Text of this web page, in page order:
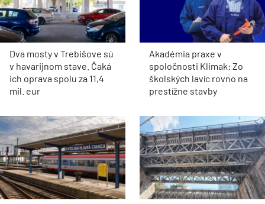
Dva mosty v Trebišove sú
v havarijnom stave. Čaká
ich oprava spolu za 11,4
mil. eur
Akadémia praxe v
spoločnosti Klimak: Zo
školských lavíc rovno na
prestížne stavby